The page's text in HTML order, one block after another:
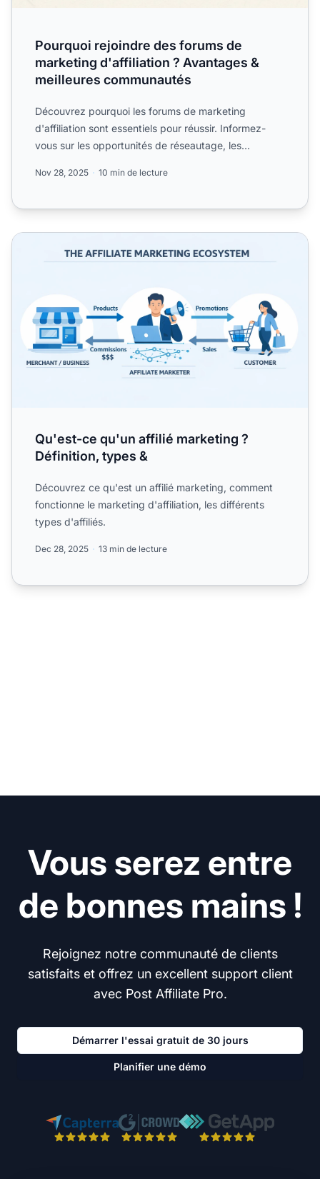
Pourquoi rejoindre des forums de
marketing d'affiliation ? Avantages &
meilleures communautés
Découvrez pourquoi les forums de marketing
d'affiliation sont essentiels pour réussir. Informez-
vous sur les opportunités de réseautage, les
Nov 28, 2025 10 min de lecture
Qu'est-ce qu'un affilié marketing ? Définition, types &
Qu'est-ce qu'un affilié marketing ?
Définition, types &
Découvrez ce qu'est un affilié marketing, comment
fonctionne le marketing d'affiliation, les différents
types d'affiliés.
Dec 28, 2025 13 min de lecture
Vous serez entre
de bonnes mains !
Rejoignez notre communauté de clients
satisfaits et offrez un excellent support client
avec Post Affiliate Pro.
Démarrer l'essai gratuit de 30 jours
Planifier une démo